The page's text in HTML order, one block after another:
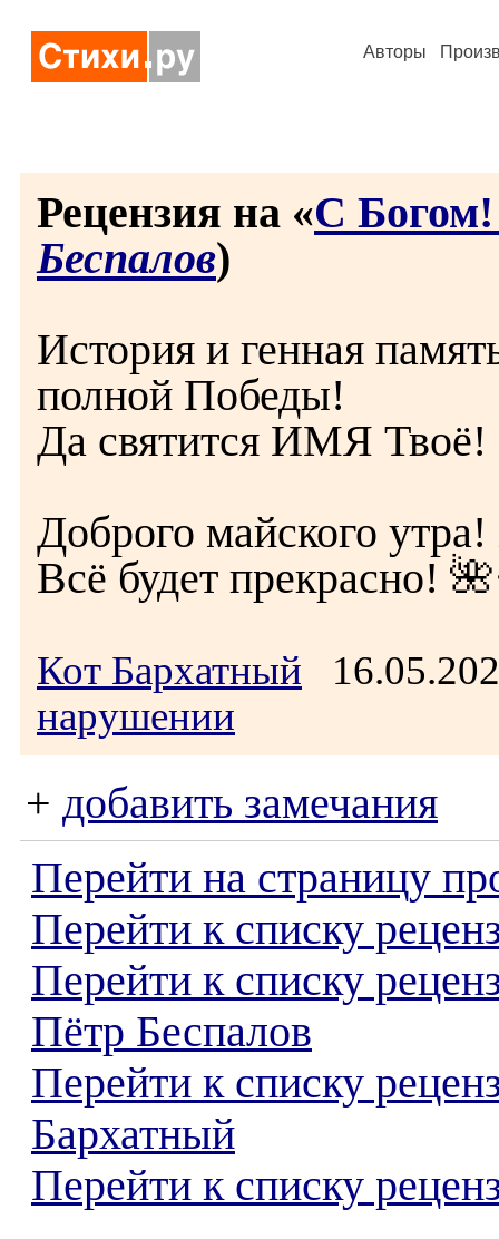
Авторы
Рецензия на «С Богом!
Беспалов)
История и генная
полной Победы!
Да святится ИМЯ Твоё!
Доброго майского
Всё будет прекрасно!
Кот Бархатный
нарушении
+ добавить замечания
Перейти на страницу
Перейти к списку
Перейти к списку
Пётр Беспалов
Перейти к списку
Бархатный
Перейти к списку